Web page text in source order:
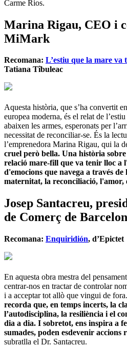
Carme Rios.
Marina Rigau, CEO i
MiMark
Recomana: L’estiu que la mare va
Tatiana Tîbuleac
Aquesta història, que s’ha convertit
europea moderna, és el relat de
abaixen les armes, esperonats per
necessitat de reconciliar-se. És la
l’emprenedora Marina Rigau, qui la
cruel però bella. Una història
relació mare-fill que va tenir lloc a
d'emocions que navega a través
maternitat, la reconciliació, l'amor,
Josep Santacreu,
de Comerç de
Recomana: Enquiridión, d’Epictet
En aquesta obra mestra del
centrar-nos en tractar de controlar
i a acceptar tot allò que vingui de
recorda que, en temps incerts, la
l’autodisciplina, la resiliència i el
dia a dia. I sobretot, ens inspira a
sumades, poden esdevenir
subratlla el Dr. Santacreu.